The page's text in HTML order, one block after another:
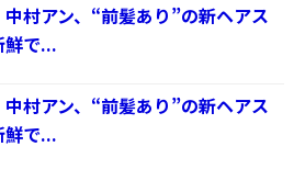
村アン、“前髪あり”の新ヘアス
鮮で...
村アン、“前髪あり”の新ヘアス
鮮で...